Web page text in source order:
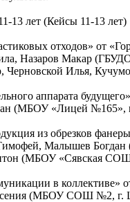
13 лет (Кейсы 11-13 лет)
отходов» от
Назаров Макар
Черновской Илья,
аппарата
(МБОУ «Лицей №165»,
из обрезков
Малышев Богдан
(МБОУ «Сявская
в коллективе»
(МБОУ СОШ №2, г.